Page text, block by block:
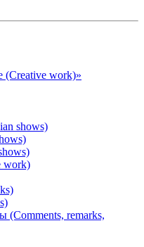
(Creative work)»
shows)
work)
(Comments, remarks,